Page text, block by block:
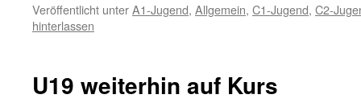
Veröffentlicht unterA1-Jugend, Allgemein, C1-Jugend, C2-
hinterlassen
U19 weiterhin auf Kurs